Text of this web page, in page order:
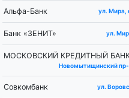
Альфа-Банк ул. Мира,
Банк «ЗЕНИТ» ул.
МОСКОВСКИЙ КРЕДИТНЫЙ
Новомытищинский
Совкомбанк ул.